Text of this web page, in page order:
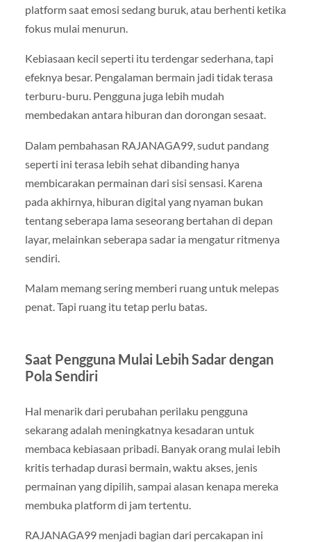
platform saat emosi sedang buruk, atau berhenti ketika
fokus mulai menurun.
Kebiasaan kecil seperti itu terdengar sederhana, tapi
efeknya besar. Pengalaman bermain jadi tidak terasa
terburu-buru. Pengguna juga lebih mudah
membedakan antara hiburan dan dorongan sesaat.
Dalam pembahasan RAJANAGA99, sudut pandang
seperti ini terasa lebih sehat dibanding hanya
membicarakan permainan dari sisi sensasi. Karena
pada akhirnya, hiburan digital yang nyaman bukan
tentang seberapa lama seseorang bertahan di depan
layar, melainkan seberapa sadar ia mengatur ritmenya
sendiri.
Malam memang sering memberi ruang untuk melepas
penat. Tapi ruang itu tetap perlu batas.
Saat Pengguna Mulai Lebih Sadar dengan
Pola Sendiri
Hal menarik dari perubahan perilaku pengguna
sekarang adalah meningkatnya kesadaran untuk
membaca kebiasaan pribadi. Banyak orang mulai lebih
kritis terhadap durasi bermain, waktu akses, jenis
permainan yang dipilih, sampai alasan kenapa mereka
membuka platform di jam tertentu.
RAJANAGA99 menjadi bagian dari percakapan ini